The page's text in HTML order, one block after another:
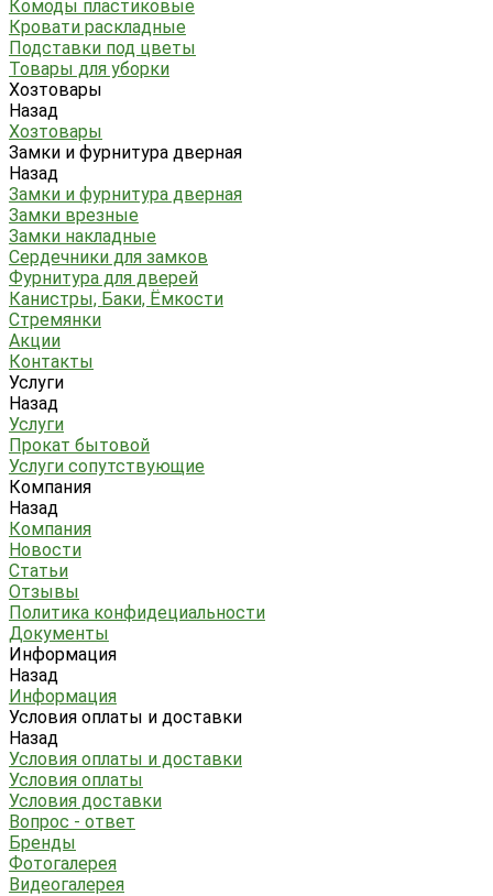
Комоды пластиковые
Кровати раскладные
Подставки под цветы
Товары для уборки
Хозтовары
Назад
Хозтовары
Замки и фурнитура дверная
Назад
Замки и фурнитура дверная
Замки врезные
Замки накладные
Сердечники для замков
Фурнитура для дверей
Канистры, Баки, Ёмкости
Стремянки
Акции
Контакты
Услуги
Назад
Услуги
Прокат бытовой
Услуги сопутствующие
Компания
Назад
Компания
Новости
Статьи
Отзывы
Политика конфидециальности
Документы
Информация
Назад
Информация
Условия оплаты и доставки
Назад
Условия оплаты и доставки
Условия оплаты
Условия доставки
Вопрос - ответ
Бренды
Фотогалерея
Видеогалерея